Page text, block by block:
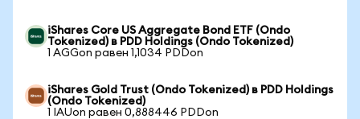
iShares Core US Aggregate Bond ETF (Ondo
Tokenized) в PDD Holdings (Ondo Tokenized)
1 AGGon равен 1,1034 PDDon
iShares Gold Trust (Ondo Tokenized) в PDD Holdings
(Ondo Tokenized)
1 IAUon равен 0,888446 PDDon